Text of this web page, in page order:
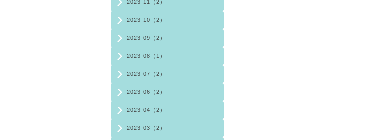
2023-11（2）
2023-10（2）
2023-09（2）
2023-08（1）
2023-07（2）
2023-06（2）
2023-04（2）
2023-03（2）